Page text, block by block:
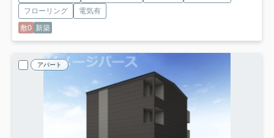
フローリング
電気有
敷0 新築
アパート